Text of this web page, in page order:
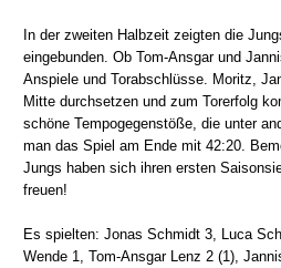
In der zweiten Halbzeit zeigten die
eingebunden. Ob Tom-Ansgar und
Anspiele und Torabschlüsse. Moritz,
Mitte durchsetzen und zum Torerfolg
schöne Tempogegenstöße, die unter
man das Spiel am Ende mit 42:20.
Jungs haben sich ihren ersten
freuen!
Es spielten: Jonas Schmidt 3, Luca
Wende 1, Tom-Ansgar Lenz 2 (1),